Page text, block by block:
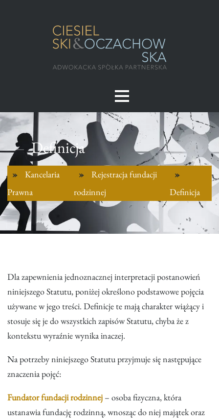
Definicja
Kancelaria
Prawna
Rejestracja fundacji
rodzinnej
Definicja
Dla zapewnienia jednoznacznej interpretacji postanowień
niniejszego Statutu, poniżej określono podstawowe pojęcia
używane w jego treści. Definicje te mają charakter wiążący i
stosuje się je do wszystkich zapisów Statutu, chyba że z
kontekstu wyraźnie wynika inaczej.
Na potrzeby niniejszego Statutu przyjmuje się następujące
znaczenia pojęć:
Fundator fundacji rodzinnej – osoba fizyczna, która
ustanawia fundację rodzinną, wnosząc do niej majątek oraz